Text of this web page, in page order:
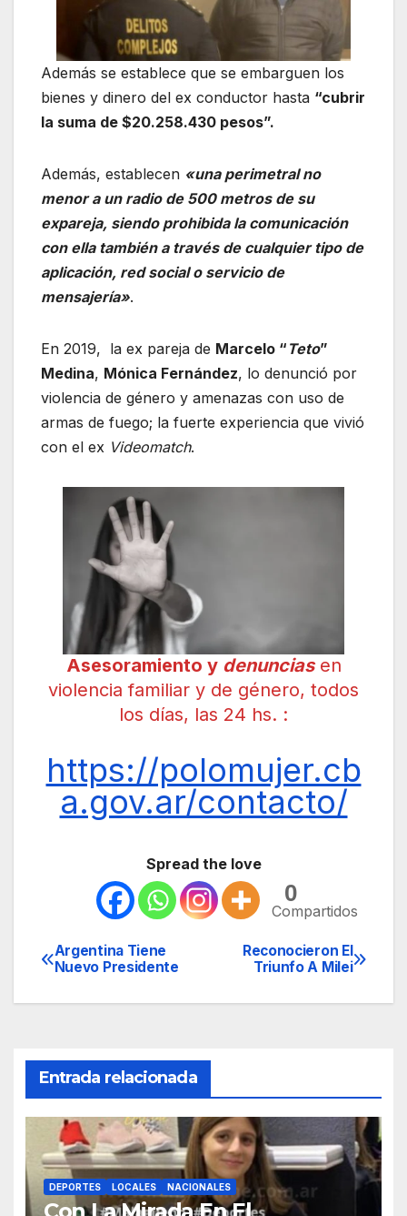
Además se establece que se embarguen los
bienes y dinero del ex conductor hasta “cubrir
la suma de $20.258.430 pesos”.
Además, establecen «una perimetral no
menor a un radio de 500 metros de su
expareja, siendo prohibida la comunicación
con ella también a través de cualquier tipo de
aplicación, red social o servicio de
mensajería».
En 2019, la ex pareja de Marcelo “ Teto”
Medina, Mónica Fernández, lo denunció por
violencia de género y amenazas con uso de
armas de fuego; la fuerte experiencia que vivió
con el ex Videomatch.
Asesoramiento y denunciasen
violencia familiar y de género, todos
los días, las 24 hs. :
https://polomujer.cb
a.gov.ar/contacto/
Spread the love
0
Compartidos
Navegación
de
Reconocieron El
Triunfo A Milei
Argentina Tiene
Nuevo Presidente
Entrada relacionada
DEPORTES LOCALES NACIONALES